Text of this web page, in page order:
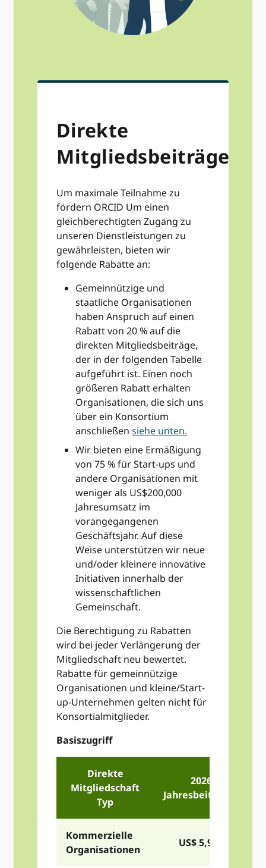
Direkte
Mitgliedsbeiträge
Um maximale Teilnahme zu
fördern ORCID Um einen
gleichberechtigten Zugang zu
unseren Dienstleistungen zu
gewährleisten, bieten wir
folgende Rabatte an:
Gemeinnützige und
staatliche Organisationen
haben Anspruch auf einen
Rabatt von 20 % auf die
direkten Mitgliedsbeiträge,
der in der folgenden Tabelle
aufgeführt ist. Einen noch
größeren Rabatt erhalten
Organisationen, die sich uns
über ein Konsortium
anschließensiehe unten.
Wir bieten eine Ermäßigung
von 75 % für Start-ups und
andere Organisationen mit
weniger als US$200,000
Jahresumsatz im
vorangegangenen
Geschäftsjahr. Auf diese
Weise unterstützen wir neue
und/oder kleinere innovative
Initiativen innerhalb der
wissenschaftlichen
Gemeinschaft.
Die Berechtigung zu Rabatten
wird bei jeder Verlängerung der
Mitgliedschaft neu bewertet.
Rabatte für gemeinnützige
Organisationen und kleine/Start-
up-Unternehmen gelten nicht für
Konsortialmitglieder.
Basiszugriff
Direkte
Mitgliedschaft
Typ
2026
Jahresbeitrag
Kommerzielle
Organisationen
US$ 5,975